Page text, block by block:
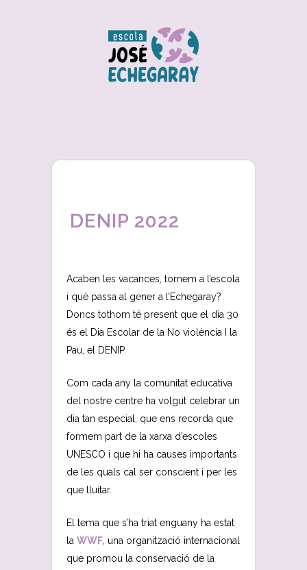
DENIP 2022
Acaben les vacances, tornem a l’escola
i què passa al gener a l’Echegaray?
Doncs tothom té present que el dia 30
és el Dia Escolar de la No violència I la
Pau, el DENIP.
Com cada any la comunitat educativa
del nostre centre ha volgut celebrar un
dia tan especial, que ens recorda que
formem part de la xarxa d’escoles
UNESCO i que hi ha causes importants
de les quals cal ser conscient i per les
que lluitar.
El tema que s’ha triat enguany ha estat
la WWF , una organització internacional
que promou la conservació de la